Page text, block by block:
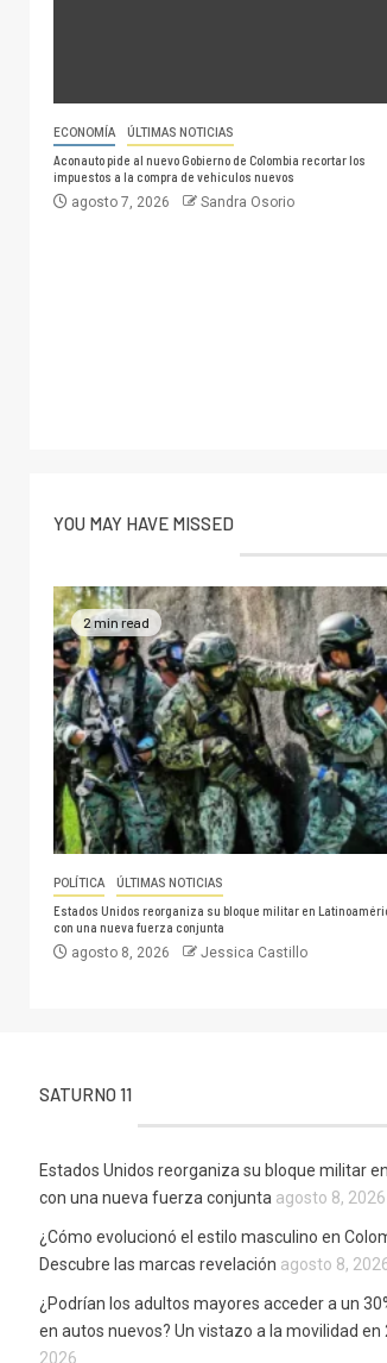
ECONOMÍA ÚLTIMAS NOTICIAS
Aconauto pide al nuevo Gobierno de Colombia recortar los
impuestos a la compra de vehículos nuevos
agosto 7, 2026 Sandra Osorio
YOU MAY HAVE MISSED
2 min read
POLÍTICA ÚLTIMAS NOTICIAS
Estados Unidos reorganiza su bloque militar en
con una nueva fuerza conjunta
agosto 8, 2026 Jessica Castillo
SATURNO 11
Estados Unidos reorganiza su bloque militar
con una nueva fuerza conjunta agosto 8, 2026
¿Cómo evolucionó el estilo masculino en
Descubre las marcas revelación agosto 8,
¿Podrían los adultos mayores acceder a un
en autos nuevos? Un vistazo a la movilidad en
2026